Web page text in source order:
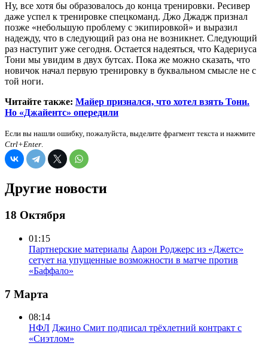
Ну, все хотя бы образовалось до конца тренировки. Ресивер
даже успел к тренировке спецкоманд. Джо Джадж признал
позже «небольшую проблему с экипировкой» и выразил
надежду, что в следующий раз она не возникнет. Следующий
раз наступит уже сегодня. Остается надеяться, что Кадериуса
Тони мы увидим в двух бутсах. Пока же можно сказать, что
новичок начал первую тренировку в буквальном смысле не с
той ноги.
Читайте также: Майер признался, что хотел взять Тони.
Но «Джайентс» опередили
Если вы нашли ошибку, пожалуйста, выделите фрагмент текста и нажмите
Ctrl+Enter.
Другие новости
18 Октября
01:15
Партнерские материалы Аарон Роджерс из «Джетс»
сетует на упущенные возможности в матче против
«Баффало»
7 Марта
08:14
НФЛ Джино Смит подписал трёхлетний контракт с
«Сиэтлом»